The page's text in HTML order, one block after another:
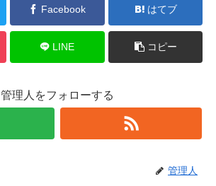
Facebook はてブ
LINE コピー
管理人をフォローする
管理人